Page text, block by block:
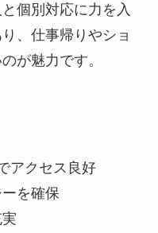
個別対応に力を入
、仕事帰りやショ
が魅力です。
アクセス良好
を確保